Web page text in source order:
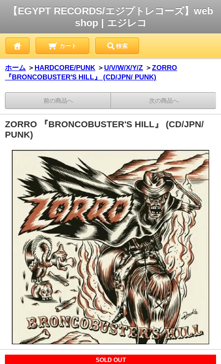
【EGYPT RECORDS/エジプトレコーズ】web
shop | エジレコ
カート 検索
ホーム ＞ HARDCORE/PUNK ＞U/V/W/X/Y/Z ＞ZORRO
『BRONCOBUSTER'S HILL』 (CD/JPN/ PUNK)
前の商品へ 次の商品へ
ZORRO 『BRONCOBUSTER'S HILL』 (CD/JPN/
PUNK)
SOLD OUT